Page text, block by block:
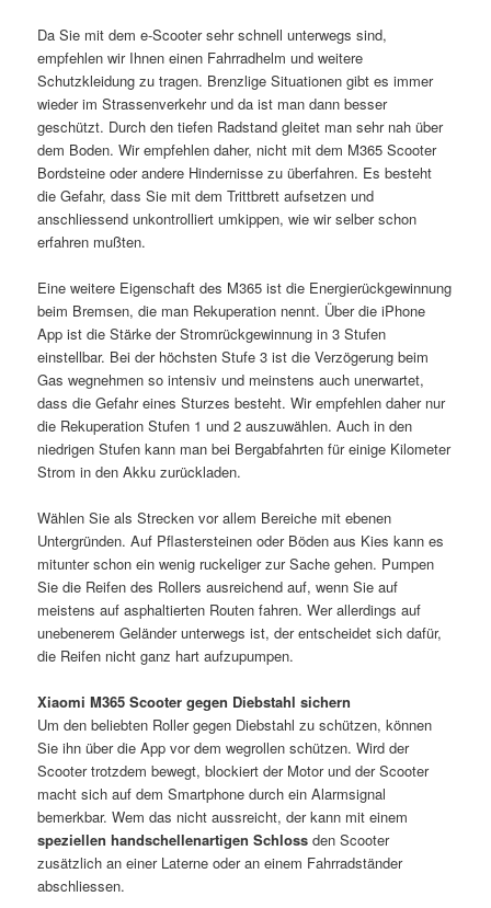
Da Sie mit dem e-Scooter sehr schnell unterwegs sind,
empfehlen wir Ihnen einen Fahrradhelm und weitere
Schutzkleidung zu tragen. Brenzlige Situationen gibt es immer
wieder im Strassenverkehr und da ist man dann besser
geschützt. Durch den tiefen Radstand gleitet man sehr nah über
dem Boden. Wir empfehlen daher, nicht mit dem M365 Scooter
Bordsteine oder andere Hindernisse zu überfahren. Es besteht
die Gefahr, dass Sie mit dem Trittbrett aufsetzen und
anschliessend unkontrolliert umkippen, wie wir selber schon
erfahren mußten.
Eine weitere Eigenschaft des M365 ist die Energierückgewinnung
beim Bremsen, die man Rekuperation nennt. Über die iPhone
App ist die Stärke der Stromrückgewinnung in 3 Stufen
einstellbar. Bei der höchsten Stufe 3 ist die Verzögerung beim
Gas wegnehmen so intensiv und meinstens auch unerwartet,
dass die Gefahr eines Sturzes besteht. Wir empfehlen daher nur
die Rekuperation Stufen 1 und 2 auszuwählen. Auch in den
niedrigen Stufen kann man bei Bergabfahrten für einige Kilometer
Strom in den Akku zurückladen.
Wählen Sie als Strecken vor allem Bereiche mit ebenen
Untergründen. Auf Pflastersteinen oder Böden aus Kies kann es
mitunter schon ein wenig ruckeliger zur Sache gehen. Pumpen
Sie die Reifen des Rollers ausreichend auf, wenn Sie auf
meistens auf asphaltierten Routen fahren. Wer allerdings auf
unebenerem Geländer unterwegs ist, der entscheidet sich dafür,
die Reifen nicht ganz hart aufzupumpen.
Xiaomi M365 Scooter gegen Diebstahl sichern
Um den beliebten Roller gegen Diebstahl zu schützen, können
Sie ihn über die App vor dem wegrollen schützen. Wird der
Scooter trotzdem bewegt, blockiert der Motor und der Scooter
macht sich auf dem Smartphone durch ein Alarmsignal
bemerkbar. Wem das nicht aussreicht, der kann mit einem
speziellen handschellenartigen Schloss den Scooter
zusätzlich an einer Laterne oder an einem Fahrradständer
abschliessen.